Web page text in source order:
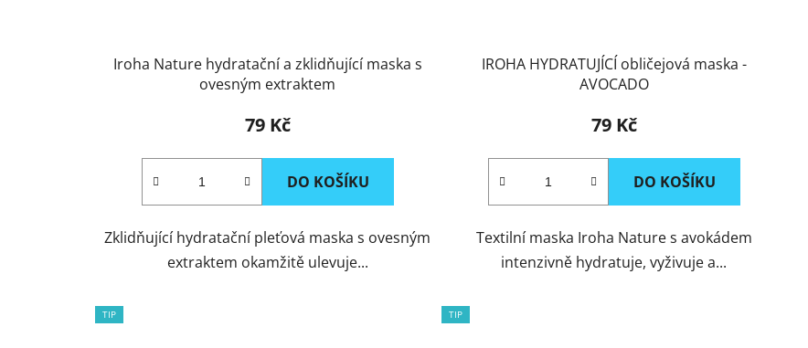
Iroha Nature hydratační a zklidňující maska s
ovesným extraktem
79 Kč
DO KOŠÍKU
Zklidňující hydratační pleťová maska s ovesným
extraktem okamžitě ulevuje...
IROHA HYDRATUJÍCÍ obličejová maska -
AVOCADO
79 Kč
DO KOŠÍKU
Textilní maska Iroha Nature s avokádem
intenzivně hydratuje, vyživuje a...
TIP TIP